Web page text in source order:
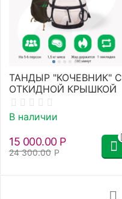
ТАНДЫР "КОЧЕВНИК" С
ОТКИДНОЙ КРЫШКОЙ
В наличии
24 300.00 Р
15 000.00 Р